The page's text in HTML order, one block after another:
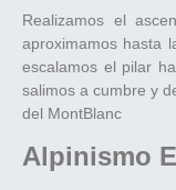
Realizamos el
aproximamos hasta
escalamos el pilar
salimos a cumbre y
del MontBlanc
Alpinismo